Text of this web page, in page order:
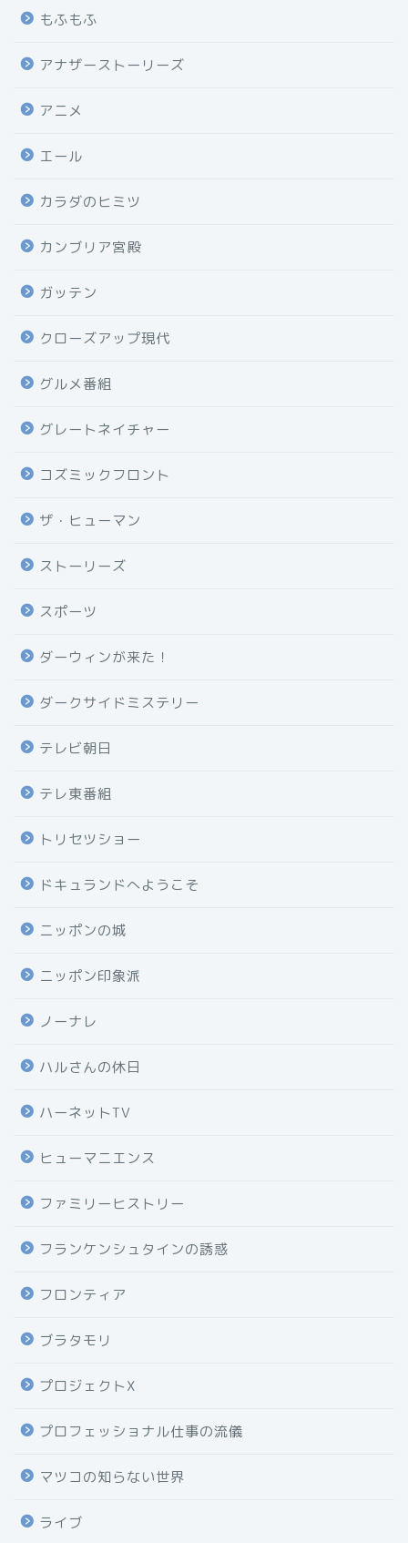
もふもふ
アナザーストーリーズ
アニメ
エール
カラダのヒミツ
カンブリア宮殿
ガッテン
クローズアップ現代
グルメ番組
グレートネイチャー
コズミックフロント
ザ・ヒューマン
ストーリーズ
スポーツ
ダーウィンが来た！
ダークサイドミステリー
テレビ朝日
テレ東番組
トリセツショー
ドキュランドへようこそ
ニッポンの城
ニッポン印象派
ノーナレ
ハルさんの休日
ハーネットTV
ヒューマニエンス
ファミリーヒストリー
フランケンシュタインの誘惑
フロンティア
ブラタモリ
プロジェクトX
プロフェッショナル仕事の流儀
マツコの知らない世界
ライブ